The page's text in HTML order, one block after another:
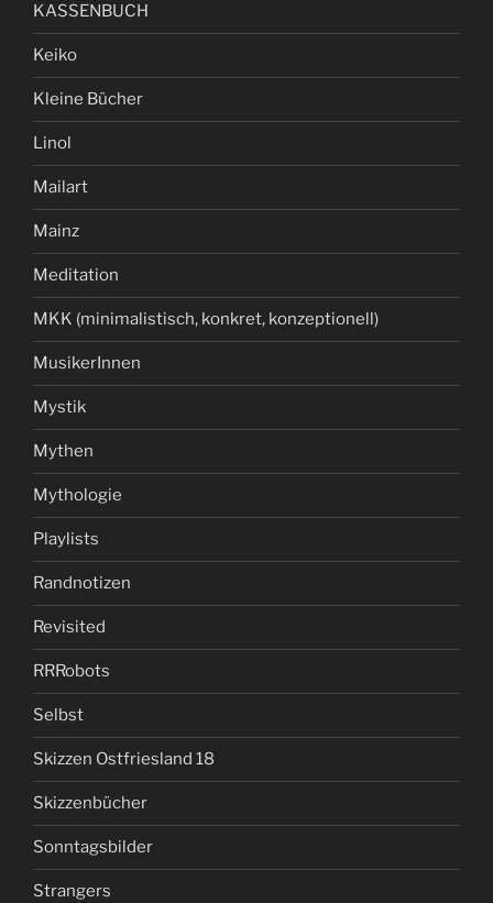
KASSENBUCH
Keiko
Kleine Bücher
Linol
Mailart
Mainz
Meditation
MKK (minimalistisch, konkret, konzeptionell)
MusikerInnen
Mystik
Mythen
Mythologie
Playlists
Randnotizen
Revisited
RRRobots
Selbst
Skizzen Ostfriesland 18
Skizzenbücher
Sonntagsbilder
Strangers